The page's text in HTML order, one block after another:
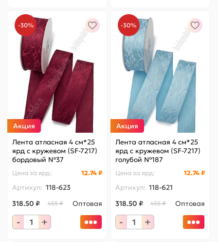
-30%
Акция
Лента атласная 4 см*25
ярд с кружевом (SF-7217)
бордовый №37
Цена за ярд: 12.74 ₽
Артикул: 118-623
318.50 ₽
455 ₽ Оптовая
- +
-30%
Акция
Лента атласная 4 см*25
ярд с кружевом (SF-7217)
голубой №187
Цена за ярд: 12.74 ₽
Артикул: 118-621
318.50 ₽
455 ₽ Оптовая
- +